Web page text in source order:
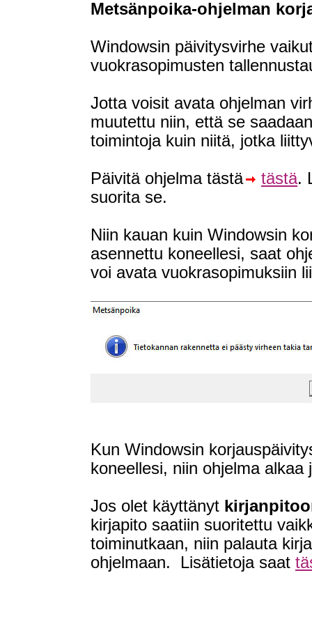
Metsänpoika-ohjelman
Windowsin päivitysvirhe
vuokrasopimusten
Jotta voisit avata ohjelman
muutettu niin, että se
toimintoja kuin niitä, jotka
Päivitä ohjelma tästä tästä.
suorita se.
Niin kauan kuin Windowsin
asennettu koneellesi, saat
voi avata vuokrasopimuksiin
Kun Windowsin
koneellesi, niin ohjelma
Jos olet käyttänyt
kirjapito saatiin suoritettu
toiminutkaan, niin palauta
ohjelmaan. Lisätietoja saat